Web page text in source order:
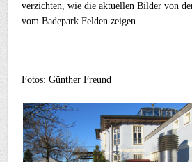
verzichten, wie die aktuellen Bilder von
vom Badepark Felden zeigen.
Fotos: Günther Freund